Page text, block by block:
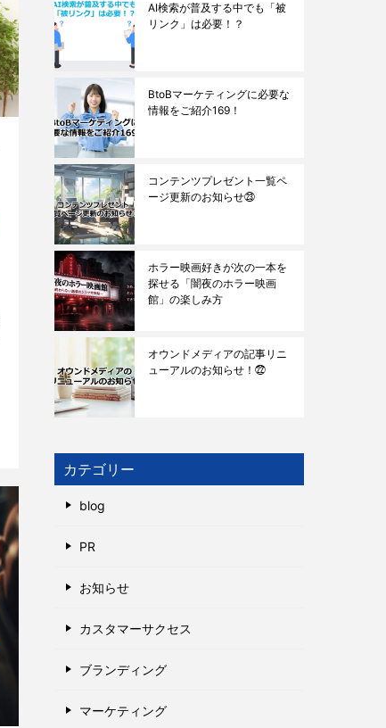
AI検索が普及する中でも「被
リンク」は必要！？
BtoBマーケティングに必要な
情報をご紹介169！
コンテンツプレゼント一覧ペ
ージ更新のお知らせ㉓
ホラー映画好きが次の一本を
探せる「闇夜のホラー映画
館」の楽しみ方
オウンドメディアの記事リニ
ューアルのお知らせ！㉒
カテゴリー
blog
PR
お知らせ
カスタマーサクセス
ブランディング
マーケティング